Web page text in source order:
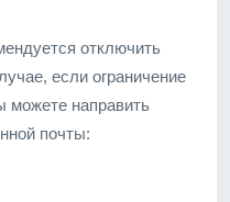
отключить
если ограничение
можете направить
почты: